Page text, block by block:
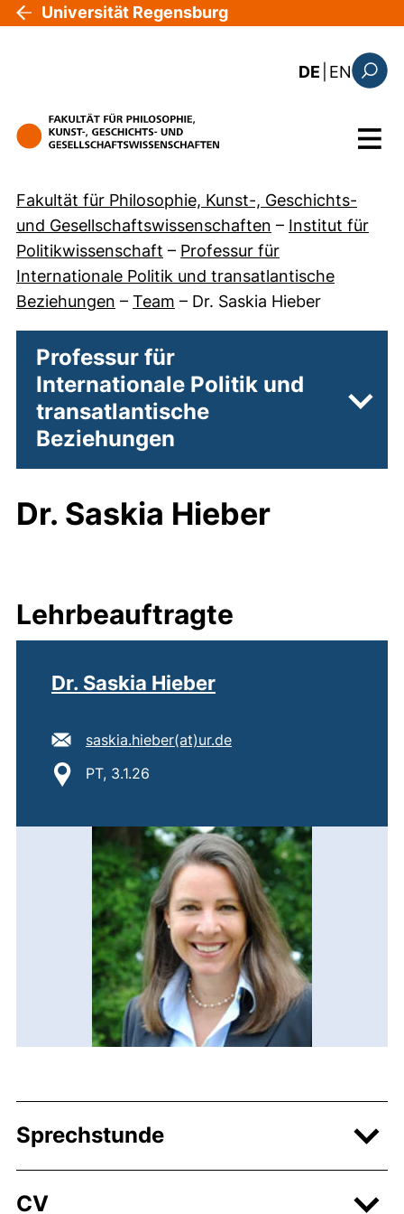
Direkt zum Inhalt
Universität Regensburg
DE EN: this
Menü
Fakultät für Philosophie, Kunst-, Geschichts-
und Gesellschaftswissenschaften – Institut für
Politikwissenschaft – Professur für
Internationale Politik und transatlantische
Beziehungen – Team – Dr. Saskia Hieber
Professur für
Internationale Politik und
transatlantische
Beziehungen
Dr. Saskia Hieber
Lehrbeauftragte
Dr. Saskia Hieber
E-Mail Adresse:
saskia.hieber​(at)​ur.de(öffnet Ihr E-Mail-
Standort:
PT, 3.1.26
Sprechstunde
CV